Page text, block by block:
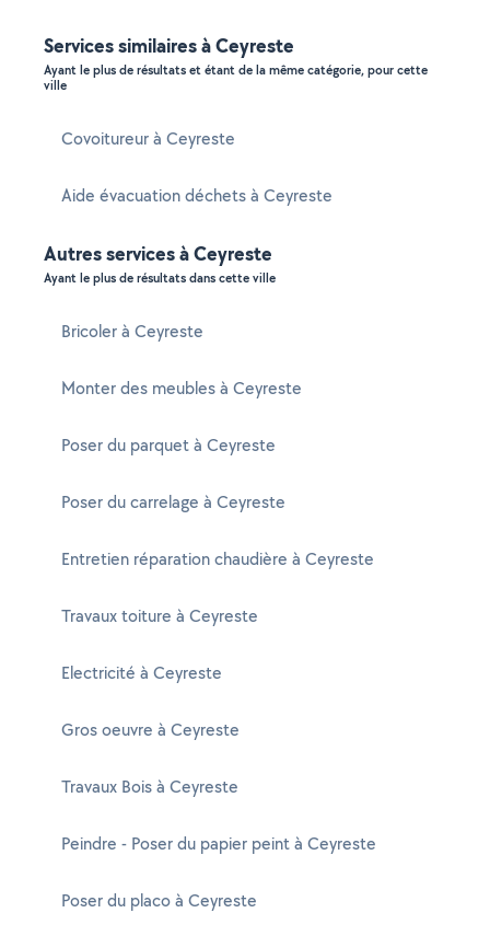
Services similaires à Ceyreste
Ayant le plus de résultats et étant de la même catégorie, pour cette
ville
Covoitureur à Ceyreste
Aide évacuation déchets à Ceyreste
Autres services à Ceyreste
Ayant le plus de résultats dans cette ville
Bricoler à Ceyreste
Monter des meubles à Ceyreste
Poser du parquet à Ceyreste
Poser du carrelage à Ceyreste
Entretien réparation chaudière à Ceyreste
Travaux toiture à Ceyreste
Electricité à Ceyreste
Gros oeuvre à Ceyreste
Travaux Bois à Ceyreste
Peindre - Poser du papier peint à Ceyreste
Poser du placo à Ceyreste